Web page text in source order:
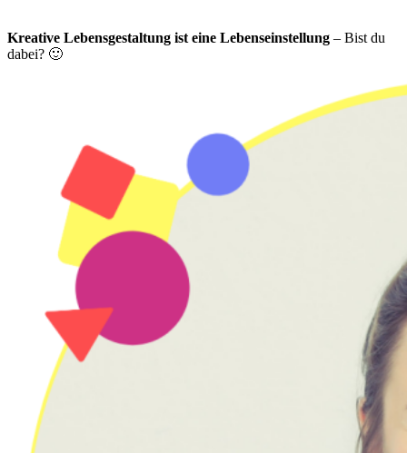
Kreative Lebensgestaltung ist eine Lebenseinstellung – Bist du
dabei? 🙂